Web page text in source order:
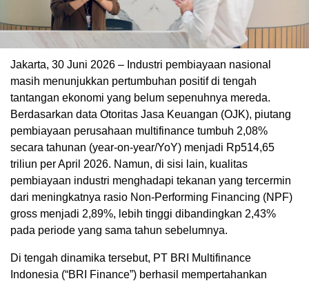
Jakarta, 30 Juni 2026 – Industri pembiayaan nasional
masih menunjukkan pertumbuhan positif di tengah
tantangan ekonomi yang belum sepenuhnya mereda.
Berdasarkan data Otoritas Jasa Keuangan (OJK), piutang
pembiayaan perusahaan multifinance tumbuh 2,08%
secara tahunan (year-on-year/YoY) menjadi Rp514,65
triliun per April 2026. Namun, di sisi lain, kualitas
pembiayaan industri menghadapi tekanan yang tercermin
dari meningkatnya rasio Non-Performing Financing (NPF)
gross menjadi 2,89%, lebih tinggi dibandingkan 2,43%
pada periode yang sama tahun sebelumnya.
Di tengah dinamika tersebut, PT BRI Multifinance
Indonesia (“BRI Finance”) berhasil mempertahankan